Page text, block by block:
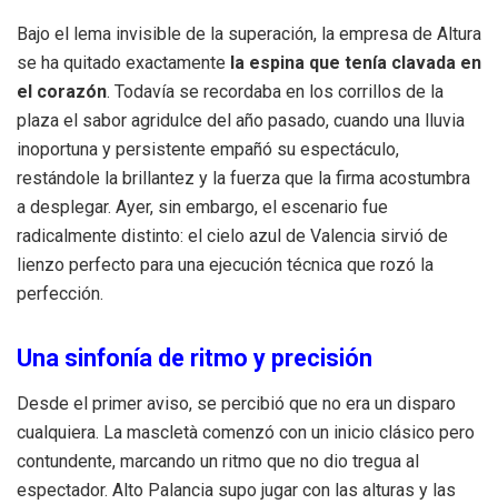
Bajo el lema invisible de la superación, la empresa de Altura
se ha quitado exactamente la espina que tenía clavada en
el corazón. Todavía se recordaba en los corrillos de la
plaza el sabor agridulce del año pasado, cuando una lluvia
inoportuna y persistente empañó su espectáculo,
restándole la brillantez y la fuerza que la firma acostumbra
a desplegar. Ayer, sin embargo, el escenario fue
radicalmente distinto: el cielo azul de Valencia sirvió de
lienzo perfecto para una ejecución técnica que rozó la
perfección.
Una sinfonía de ritmo y precisión
Desde el primer aviso, se percibió que no era un disparo
cualquiera. La mascletà comenzó con un inicio clásico pero
contundente, marcando un ritmo que no dio tregua al
espectador. Alto Palancia supo jugar con las alturas y las